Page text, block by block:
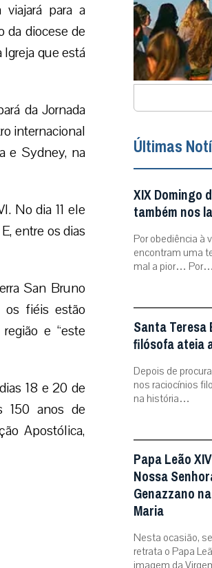
para a
da diocese de
que está
da Jornada
internacional
e Sydney, na
No dia 11 ele
entre os dias
San Bruno
os fiéis estão
e “este
18 e 20 de
150 anos de
Apostólica,
Últimas
XIX Domingo
também nos
Por obediência à
encontram uma
mal a pior… Por…
Santa
filósofa ateia
Depois de
nos raciocínios
na história…
Papa Leão
Nossa
Genazzano
Maria
Nesta ocasião,
retrata o Papa
imagem da